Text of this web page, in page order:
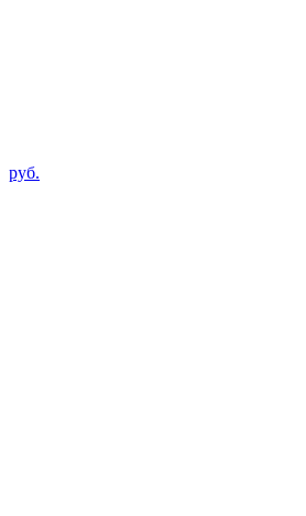
руб.